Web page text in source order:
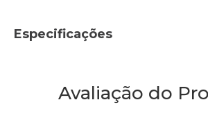
Especificações
Avaliação do